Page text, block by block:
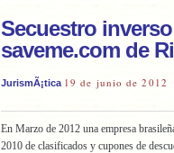
Secuestro
saveme.com de
JurismÃ¡tica 19 de junio de 2012
En Marzo de 2012 una empresa
2010 de clasificados y cupones de